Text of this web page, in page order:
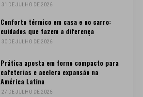
31 DE JULHO DE 2026
Conforto térmico em casa e no carro:
cuidados que fazem a diferença
30 DE JULHO DE 2026
Prática aposta em forno compacto para
cafeterias e acelera expansão na
América Latina
27 DE JULHO DE 2026